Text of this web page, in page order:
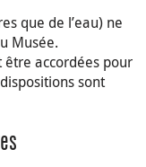
que de l’eau) ne
Musée.
être accordées pour
sont